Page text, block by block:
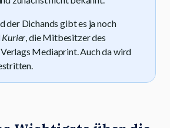
der Dichands gibt es ja noch
Kurier, die Mitbesitzer des
Mediaprint. Auch da wird